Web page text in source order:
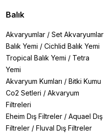
Balık
Akvaryumlar / Set Akvaryumlar
Balık Yemi / Cichlid Balık Yemi
Tropical Balık Yemi / Tetra
Yemi
Akvaryum Kumları / Bitki Kumu
Co2 Setleri / Akvaryum
Filtreleri
Eheim Dış Filtreler / Aquael Dış
Filtreler / Fluval Dış Filtreler